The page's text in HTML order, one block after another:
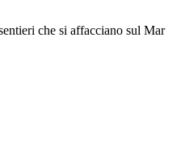
che si affacciano sul Mar